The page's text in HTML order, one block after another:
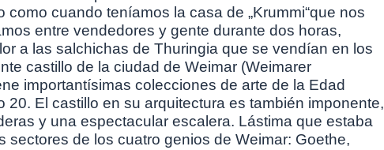
cuando teníamos la casa de „Krummi“que nos
entre vendedores y gente durante dos horas,
a las salchichas de Thuringia que se vendían en los
castillo de la ciudad de Weimar (Weimarer
importantísimas colecciones de arte de la Edad
20. El castillo en su arquitectura es también imponente,
y una espectacular escalera. Lástima que estaba
sectores de los cuatro genios de Weimar: Goethe,